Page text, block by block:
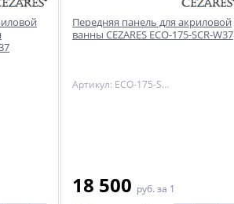
Передняя панель для акриловой
ванны CEZARES ECO-175-SCR-W37
Артикул: ECO-175-SCR-W37
18 500 руб. за 1